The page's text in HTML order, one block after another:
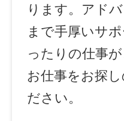
ります。アド
まで手厚いサ
ったりの仕事
お仕事をお探
ださい。